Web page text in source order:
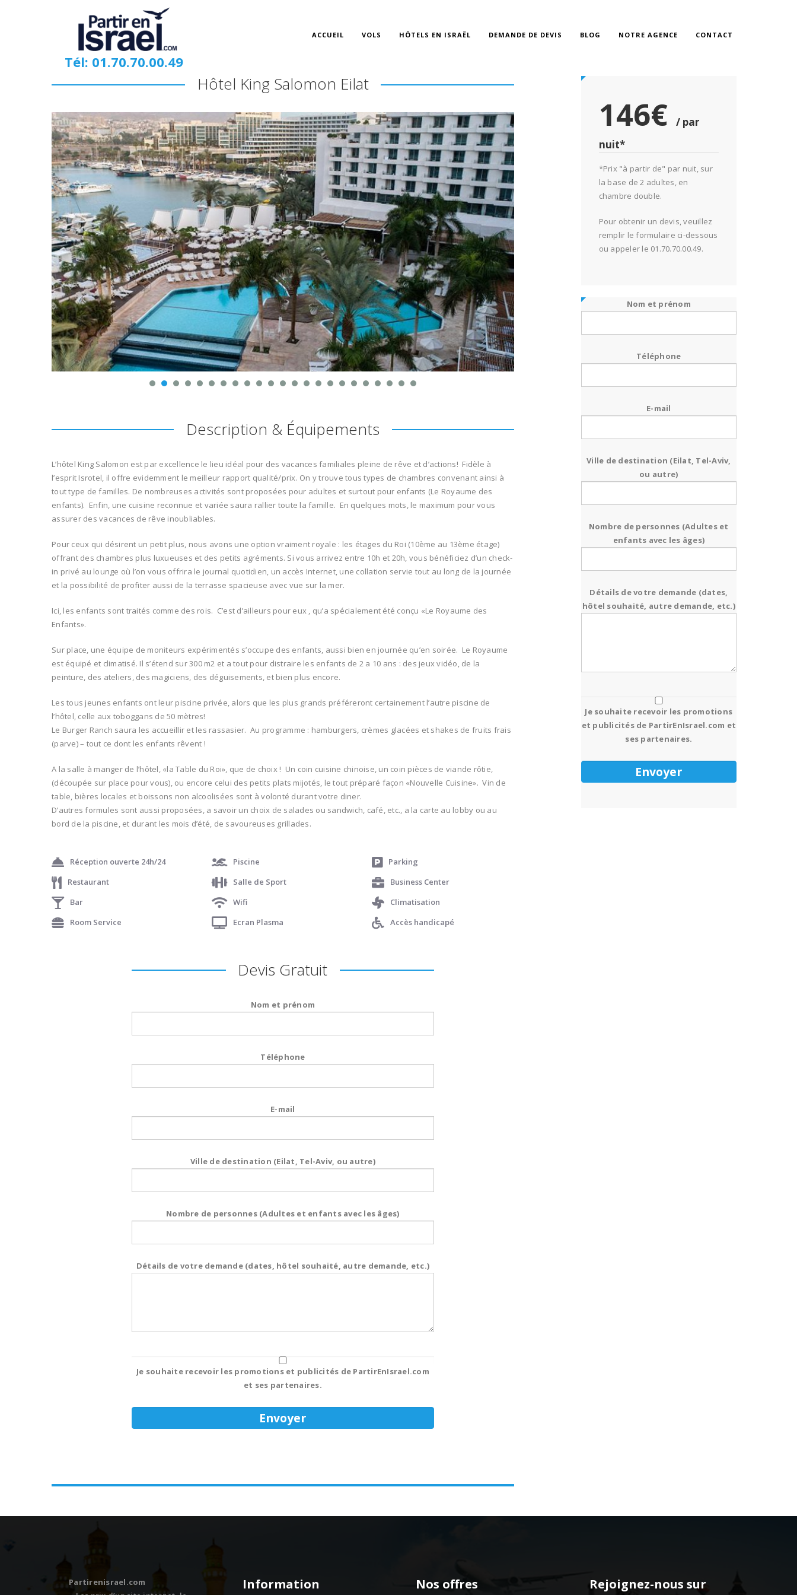
Tél: 01.70.70.00.49
ACCUEIL VOLS HÔTELS EN ISRAËL DEMANDE DE DEVIS BLOG NOTRE AGENCE CONTACT
Hôtel King Salomon Eilat
Description & Équipements
L’hôtel King Salomon est par excellence le lieu idéal pour des vacances familiales pleine de rêve et d’actions! Fidèle à
l’esprit Isrotel, il offre evidemment le meilleur rapport qualité/prix. On y trouve tous types de chambres convenant ainsi à
tout type de familles. De nombreuses activités sont proposées pour adultes et surtout pour enfants (Le Royaume des
enfants). Enfin, une cuisine reconnue et variée saura rallier toute la famille. En quelques mots, le maximum pour vous
assurer des vacances de rêve inoubliables.
Pour ceux qui désirent un petit plus, nous avons une option vraiment royale : les étages du Roi (10ème au 13ème étage)
offrant des chambres plus luxueuses et des petits agréments. Si vous arrivez entre 10h et 20h, vous bénéficiez d’un check-
in privé au lounge où l’on vous offrira le journal quotidien, un accès Internet, une collation servie tout au long de la journée
et la possibilité de profiter aussi de la terrasse spacieuse avec vue sur la mer.
Ici, les enfants sont traités comme des rois. C’est d’ailleurs pour eux , qu’a spécialement été conçu «Le Royaume des
Enfants».
Sur place, une équipe de moniteurs expérimentés s’occupe des enfants, aussi bien en journée qu’en soirée. Le Royaume
est équipé et climatisé. Il s’étend sur 300 m2 et a tout pour distraire les enfants de 2 a 10 ans : des jeux vidéo, de la
peinture, des ateliers, des magiciens, des déguisements, et bien plus encore.
Les tous jeunes enfants ont leur piscine privée, alors que les plus grands préféreront certainement l’autre piscine de
l’hôtel, celle aux toboggans de 50 mètres!
Le Burger Ranch saura les accueillir et les rassasier. Au programme : hamburgers, crèmes glacées et shakes de fruits frais
(parve) – tout ce dont les enfants rêvent !
A la salle à manger de l’hôtel, «la Table du Roi», que de choix ! Un coin cuisine chinoise, un coin pièces de viande rôtie,
(découpée sur place pour vous), ou encore celui des petits plats mijotés, le tout préparé façon «Nouvelle Cuisine». Vin de
table, bières locales et boissons non alcoolisées sont à volonté durant votre diner.
D’autres formules sont aussi proposées, a savoir un choix de salades ou sandwich, café, etc., a la carte au lobby ou au
bord de la piscine, et durant les mois d’été, de savoureuses grillades.
Réception ouverte 24h/24
Restaurant
Bar
Room Service
Piscine
Salle de Sport
Wifi
Ecran Plasma
Parking
Business Center
Climatisation
Accès handicapé
Devis Gratuit
Nom et prénom
Téléphone
E-mail
Ville de destination (Eilat, Tel-Aviv, ou autre)
Nombre de personnes (Adultes et enfants avec les âges)
Détails de votre demande (dates, hôtel souhaité, autre demande, etc.)
Je souhaite recevoir les promotions et publicités de PartirEnIsrael.com
et ses partenaires.
146€
/ par
nuit*
*Prix "à partir de" par nuit, sur
la base de 2 adultes, en
chambre double.
Pour obtenir un devis, veuillez
remplir le formulaire ci-dessous
ou appeler le 01.70.70.00.49.
Nom et prénom
Téléphone
E-mail
Ville de destination (Eilat, Tel-Aviv,
ou autre)
Nombre de personnes (Adultes et
enfants avec les âges)
Détails de votre demande (dates,
hôtel souhaité, autre demande, etc.)
Je souhaite recevoir les promotions
et publicités de PartirEnIsrael.com et
ses partenaires.
Partirenisrael.com
Information Nos offres
Rejoignez-nous sur